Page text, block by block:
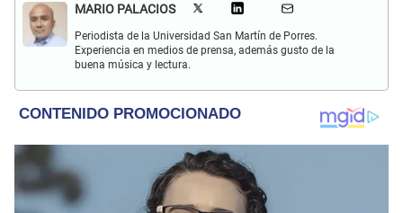
MARIO PALACIOS
Periodista de la Universidad San Martín de Porres.
Experiencia en medios de prensa, además gusto de la
buena música y lectura.